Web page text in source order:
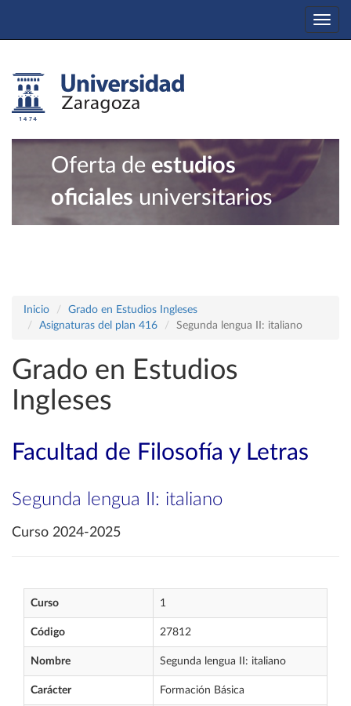
Oferta de estudios
oficiales universitarios
Inicio
Grado en Estudios Ingleses
Asignaturas del plan 416
Segunda lengua II: italiano
Grado en Estudios
Ingleses
Facultad de Filosofía y Letras
Segunda lengua II: italiano
Curso 2024-2025
Curso 1
Código 27812
Nombre Segunda lengua II: italiano
Carácter Formación Básica